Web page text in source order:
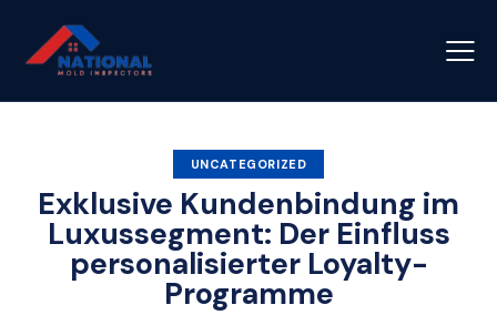
UNCATEGORIZED
Exklusive Kundenbindung im
Luxussegment: Der Einfluss
personalisierter Loyalty-
Programme